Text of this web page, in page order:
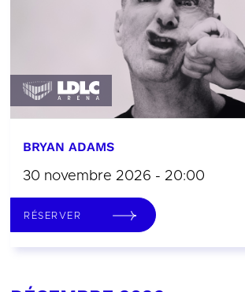
BRYAN ADAMS
30 novembre 2026 - 20:00
RÉSERVER